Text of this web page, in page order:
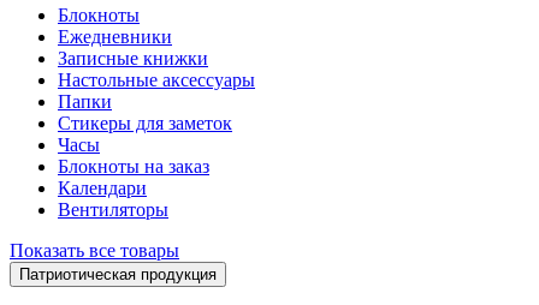
Блокноты
Ежедневники
Записные книжки
Настольные аксессуары
Папки
Стикеры для заметок
Часы
Блокноты на заказ
Календари
Вентиляторы
Показать все товары
Патриотическая продукция